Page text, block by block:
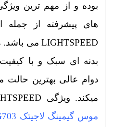
بوده و از مهم ترین
های پیشرفته از جمله
بدنه ای سبک و با کیفیت
دوام عالی بهترین حالت
میکند. ویژگی LIGHTSPEED سبب شده تا
موس گیمینگ لاجیتک G703